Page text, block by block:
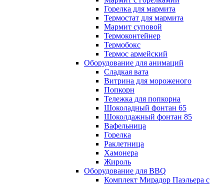
Горелка для мармита
Термостат для мармита
Мармит суповой
Термоконтейнер
Термобокс
Термос армейский
Оборудование для анимаций
Сладкая вата
Витрина для мороженого
Попкорн
Тележка для попкорна
Шоколадный фонтан 65
Шоколдажный фонтан 85
Вафельница
Горелка
Раклетница
Хамонера
Жироль
Оборудование для BBQ
Комплект Мирадор Паэльера с